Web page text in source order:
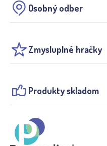
Osobný odber
Zmysluplné hračky
Produkty skladom